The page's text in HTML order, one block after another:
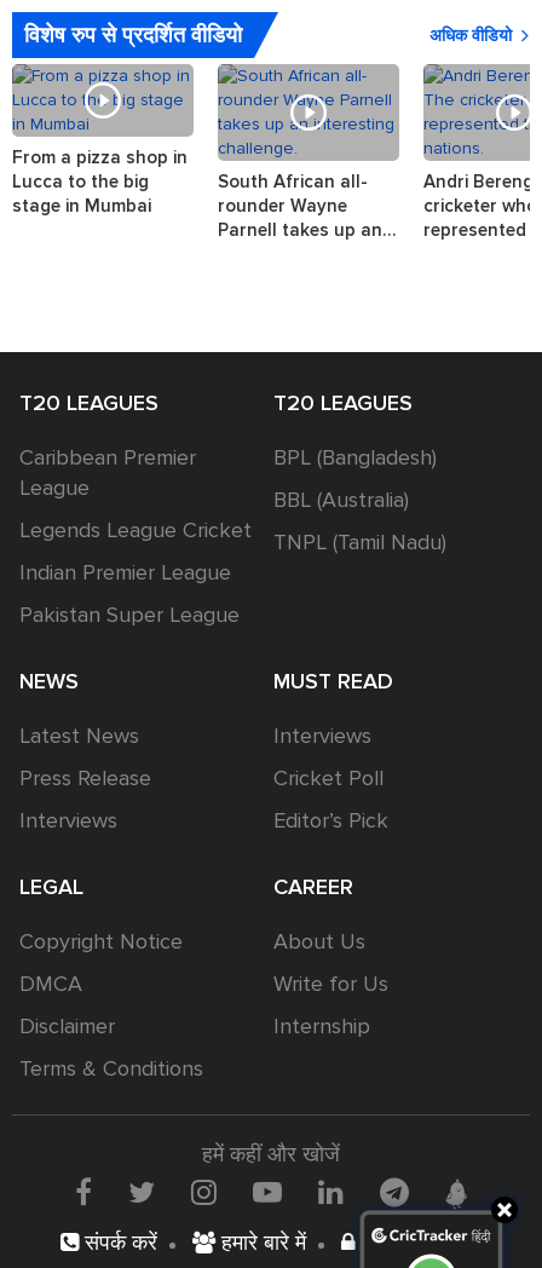
विशेष रुप से प्रदर्शित वीडियो अधिक वीडियो
From a pizza shop in
Lucca to the big
stage in Mumbai
South African all-
rounder Wayne
Parnell takes up an
Andri
cricketer who
represented
T20 LEAGUES
Caribbean Premier
League
Legends League Cricket
Indian Premier League
Pakistan Super League
T20 LEAGUES
BPL (Bangladesh)
BBL (Australia)
TNPL (Tamil Nadu)
NEWS
Latest News
Press Release
Interviews
MUST READ
Interviews
Cricket Poll
Editor’s Pick
LEGAL
Copyright Notice
DMCA
Disclaimer
Terms & Conditions
CAREER
About Us
Write for Us
Internship
हमें कहीं और खोजें
संपर्क करें हमारे बारे में निजता नीति